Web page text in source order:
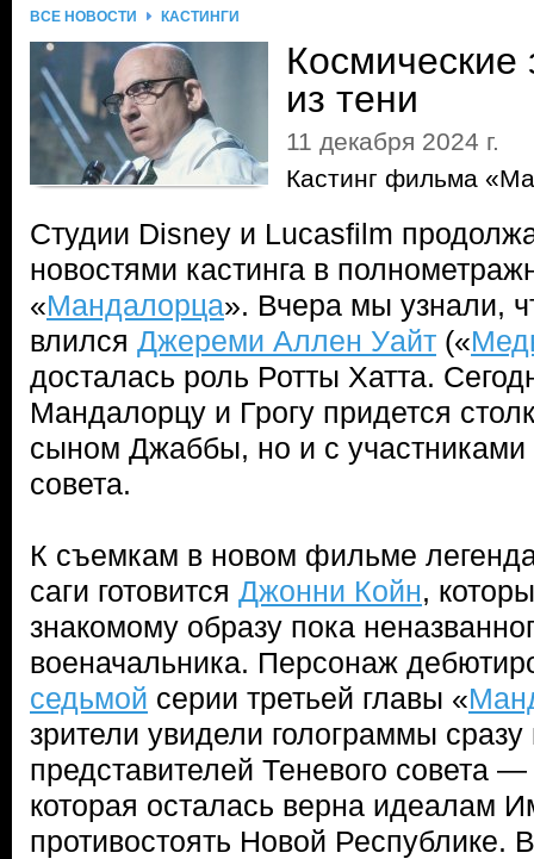
ВСЕ НОВОСТИ КАСТИНГИ
Космические
из тени
11 декабря 2024 г.
Кастинг фильма
Студии Disney и Lucasfilm
новостями кастинга в
«Мандалорца». Вчера мы узнали,
влился Джереми Аллен Уайт («
досталась роль Ротты Хатта.
Мандалорцу и Грогу придется
сыном Джаббы, но и с участниками
совета.
К съемкам в новом фильме
саги готовится Джонни Койн,
знакомому образу пока
военачальника. Персонаж
седьмой серии третьей главы «
зрители увидели голограммы сразу
представителей Теневого совета
которая осталась верна идеалам
противостоять Новой Республике.